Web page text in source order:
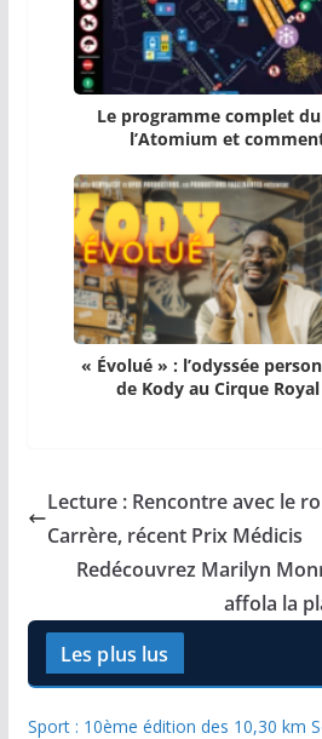
Le programme complet
l’Atomium et
« Évolué » : l’odyssée
de Kody au Cirque
Lecture : Rencontre avec le
Carrère, récent Prix Médicis
Redécouvrez Marilyn
affola la
Les plus lus
Sport : 10ème édition des 10,30 km